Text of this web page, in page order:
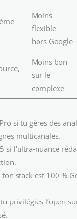
Moins
flexible
hors Google
Moins bon
sur le
complexe
si tu gères des
multicanales.
si l’ultra‑nuance
stack est 100 %
privilégies l’open